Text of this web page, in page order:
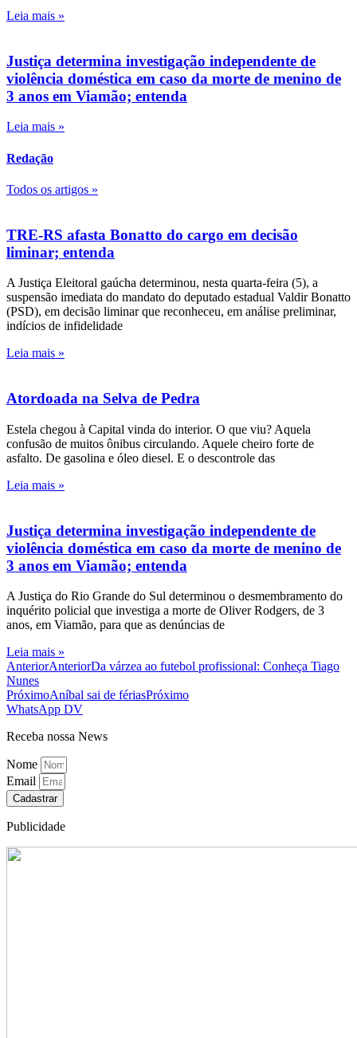
Leia mais »
Justiça determina investigação independente de
violência doméstica em caso da morte de menino de
3 anos em Viamão; entenda
Leia mais »
Redação
Todos os artigos »
TRE-RS afasta Bonatto do cargo em decisão
liminar; entenda
A Justiça Eleitoral gaúcha determinou, nesta quarta-feira (5), a
suspensão imediata do mandato do deputado estadual Valdir Bonatto
(PSD), em decisão liminar que reconheceu, em análise preliminar,
indícios de infidelidade
Leia mais »
Atordoada na Selva de Pedra
Estela chegou à Capital vinda do interior. O que viu? Aquela
confusão de muitos ônibus circulando. Aquele cheiro forte de
asfalto. De gasolina e óleo diesel. E o descontrole das
Leia mais »
Justiça determina investigação independente de
violência doméstica em caso da morte de menino de
3 anos em Viamão; entenda
A Justiça do Rio Grande do Sul determinou o desmembramento do
inquérito policial que investiga a morte de Oliver Rodgers, de 3
anos, em Viamão, para que as denúncias de
Leia mais »
AnteriorAnteriorDa várzea ao futebol profissional: Conheça Tiago
Nunes
PróximoAníbal sai de fériasPróximo
WhatsApp DV
Receba nossa News
Nome
Email
Cadastrar
Publicidade